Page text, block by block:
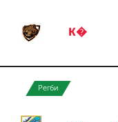
К�
Регби